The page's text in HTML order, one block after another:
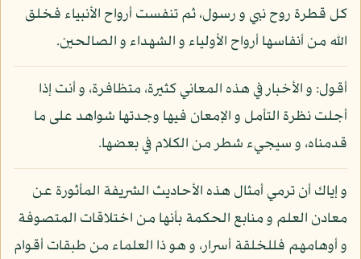
كل قطرة روح نبي و رسول، ثم تنفست أرواح الأنبياء فخلق
الله من أنفاسها أرواح الأولياء و الشهداء و الصالحين.
أقول: و الأخبار في هذه المعاني كثيرة، متظافرة، و أنت إذا
أجلت نظرة التأمل و الإمعان فيها وجدتها شواهد على ما
قدمناه، و سيجيء شطر من الكلام في بعضها.
و إياك أن ترمي أمثال هذه الأحاديث الشريفة المأثورة عن
معادن العلم و منابع الحكمة بأنها من اختلاقات المتصوفة
و أوهامهم فللخلقة أسرار، و هو ذا العلماء من طبقات أقوام